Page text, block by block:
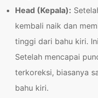
Head (Kepala):
kembali naik dan
tinggi dari bahu kiri.
Setelah mencapai
terkoreksi, biasanya
bahu kiri.